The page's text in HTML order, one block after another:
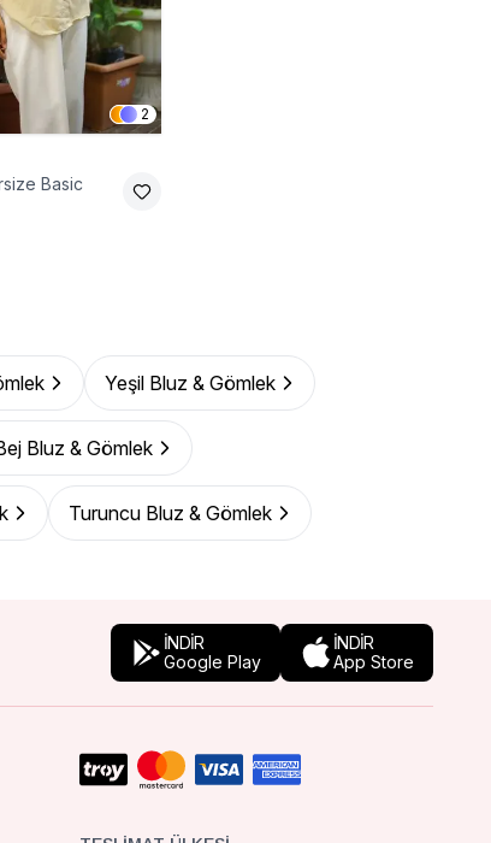
2
Basic
Yeşil Bluz & Gömlek
Bluz & Gömlek
Turuncu Bluz & Gömlek
İNDİR
Google Play
İNDİR
App Store